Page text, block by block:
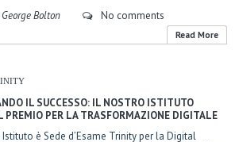
Bolton
No comments
Read More
IL SUCCESSO: IL NOSTRO ISTITUTO
PREMIO PER LA TRASFORMAZIONE DIGITALE
è Sede d’Esame Trinity per la Digital